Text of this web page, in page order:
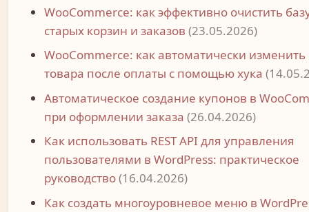
WooCommerce: как эффективно очистить
старых корзин и заказов (23.05.2026)
WooCommerce: как автоматически изменить
товара после оплаты с помощью хука
Автоматическое создание купонов в
при оформлении заказа (26.04.2026)
Как использовать REST API для управления
пользователями в WordPress: практическое
руководство(16.04.2026)
Как создать многоуровневое меню в